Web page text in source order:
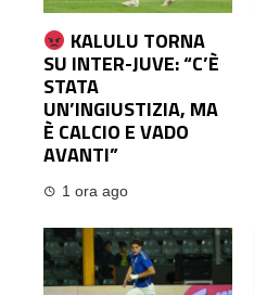
KALULU TORNA
SU INTER-JUVE: “C’È
STATA
UN’INGIUSTIZIA, MA
È CALCIO E VADO
AVANTI”
1 ora ago